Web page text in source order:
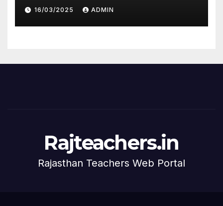
16/03/2025 ADMIN
Rajteachers.in
Rajasthan Teachers Web Portal